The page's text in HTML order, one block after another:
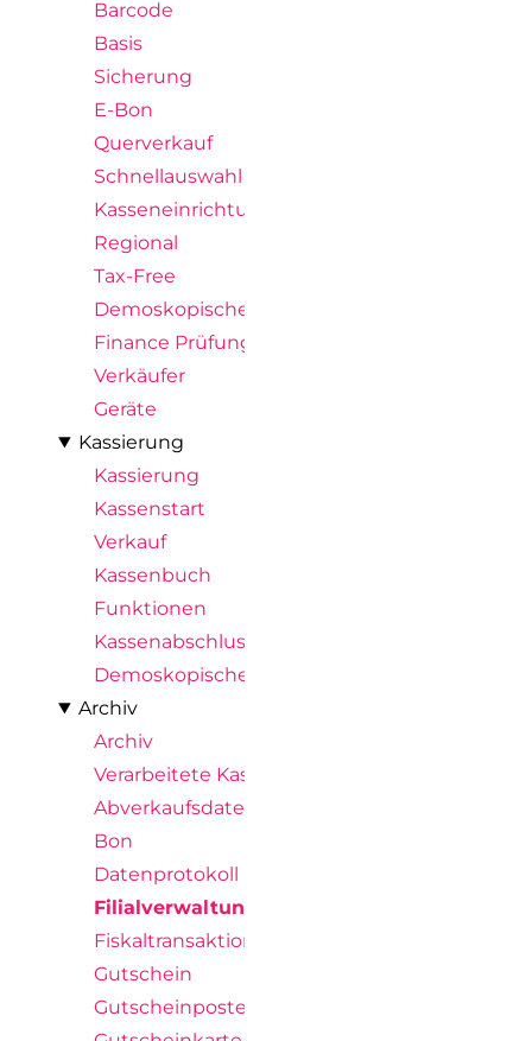
Barcode
Basis
Sicherung
E-Bon
Querverkauf
Schnellauswahl
Kasseneinrichtung
Regional
Tax-Free
Demoskopische Abfrage
Finance Prüfungen
Verkäufer
Geräte
Kassierung
Kassierung
Kassenstart
Verkauf
Kassenbuch
Funktionen
Kassenabschluss
Demoskopische Abfrage
Archiv
Archiv
Verarbeitete Kassenimporte
Abverkaufsdaten
Bon
Datenprotokoll
Filialverwaltungsposten
Fiskaltransaktion
Gutschein
Gutscheinposten